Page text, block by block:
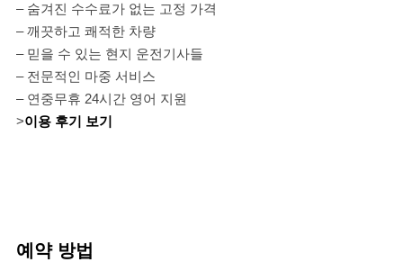
– 숨겨진 수수료가 없는 고정 가격
– 깨끗하고 쾌적한 차량
– 믿을 수 있는 현지 운전기사들
– 전문적인 마중 서비스
– 연중무휴 24시간 영어 지원
>이용 후기 보기
예약 방법